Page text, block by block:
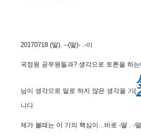
20170718 (딸). --(딸)- .-이
국정원 공무원들과? 생각으로 토론을 하
님이 생각으로 말로 하지 않은 생각을 기(
니다
제가 볼때는 이 기의 핵심이...바로 -딸 . -